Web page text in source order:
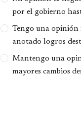
por el gobierno
Tengo una opinión
anotado logros
Mantengo una
mayores cambios